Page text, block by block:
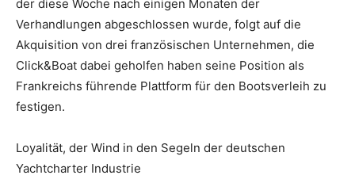
der diese Woche nach einigen Monaten der
Verhandlungen abgeschlossen wurde, folgt auf die
Akquisition von drei französischen Unternehmen, die
Click&Boat dabei geholfen haben seine Position als
Frankreichs führende Plattform für den Bootsverleih zu
festigen.
Loyalität, der Wind in den Segeln der deutschen
Yachtcharter Industrie